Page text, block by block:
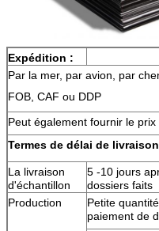
Expédition :
Par la mer, par avion, par
FOB, CAF ou DDP
Peut également fournir le prix
Termes de délai de
La livraison
d'échantillon
5 -10 jours
dossiers faits
Production
Petite
paiement de